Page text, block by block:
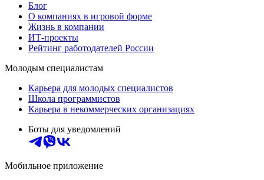
Блог
О компаниях в игровой форме
Жизнь в компании
ИТ-проекты
Рейтинг работодателей России
Молодым специалистам
Карьера для молодых специалистов
Школа программистов
Карьера в некоммерческих организациях
Боты для уведомлений
Мобильное приложение